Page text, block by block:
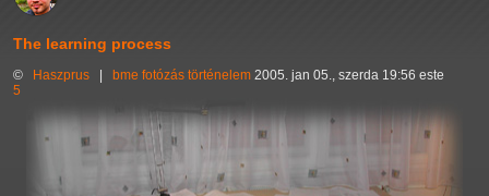
The learning process
© Haszprus bme fotózás történelem 2005. jan 05., szerda 19:56 este
5